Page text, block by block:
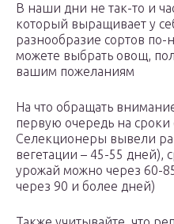
В наши дни не так-то и
который выращивает у
разнообразие сортов по-
можете выбрать овощ,
вашим пожеланиям
На что обращать
первую очередь на сроки
Селекционеры вывели
вегетации – 45-55 дней),
урожай можно через 60-
через 90 и более дней)